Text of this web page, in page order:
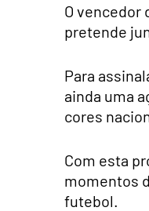
O vencedor
pretende
Para
ainda uma
cores
Com esta
momentos
futebol.